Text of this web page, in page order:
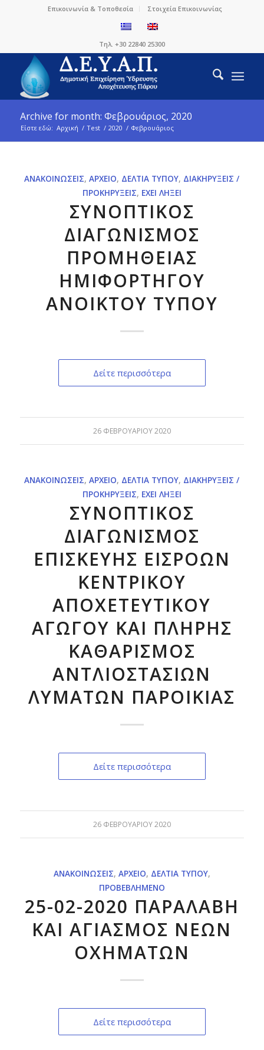
Επικοινωνία & Τοποθεσία Στοιχεία Επικοινωνίας
Τηλ. +30 22840 25300
Archive for month: Φεβρουάριος, 2020
Είστε εδώ: Αρχική / Test / 2020 / Φεβρουάριος
ΑΝΑΚΟΙΝΏΣΕΙΣ,ΑΡΧΕΊΟ, ΔΕΛΤΊΑ ΤΎΠΟΥ, ΔΙΑΚΗΡΎΞΕΙΣ /
ΠΡΟΚΗΡΎΞΕΙΣ, ΈΧΕΙ ΛΉΞΕΙ
ΣΥΝΟΠΤΙΚΟΣ
ΔΙΑΓΩΝΙΣΜΟΣ
ΠΡΟΜΗΘΕΙΑΣ
ΗΜΙΦΟΡΤΗΓΟΥ
ΑΝΟΙΚΤΟΥ ΤΥΠΟΥ
Δείτε περισσότερα
26 ΦΕΒΡΟΥΑΡΊΟΥ 2020
ΑΝΑΚΟΙΝΏΣΕΙΣ,ΑΡΧΕΊΟ, ΔΕΛΤΊΑ ΤΎΠΟΥ, ΔΙΑΚΗΡΎΞΕΙΣ /
ΠΡΟΚΗΡΎΞΕΙΣ, ΈΧΕΙ ΛΉΞΕΙ
ΣΥΝΟΠΤΙΚΟΣ
ΔΙΑΓΩΝΙΣΜΟΣ
ΕΠΙΣΚΕΥΗΣ ΕΙΣΡΟΩΝ
ΚΕΝΤΡΙΚΟΥ
ΑΠΟΧΕΤΕΥΤΙΚΟΥ
ΑΓΩΓΟΥ ΚΑΙ ΠΛΗΡΗΣ
ΚΑΘΑΡΙΣΜΟΣ
ΑΝΤΛΙΟΣΤΑΣΙΩΝ
ΛΥΜΑΤΩΝ ΠΑΡΟΙΚΙΑΣ
Δείτε περισσότερα
26 ΦΕΒΡΟΥΑΡΊΟΥ 2020
ΑΝΑΚΟΙΝΏΣΕΙΣ, ΑΡΧΕΊΟ, ΔΕΛΤΊΑ ΤΎΠΟΥ,
ΠΡΟΒΕΒΛΗΜΈΝΟ
25-02-2020 ΠΑΡΑΛΑΒΗ
ΚΑΙ ΑΓΙΑΣΜΟΣ ΝΕΩΝ
ΟΧΗΜΑΤΩΝ
Δείτε περισσότερα